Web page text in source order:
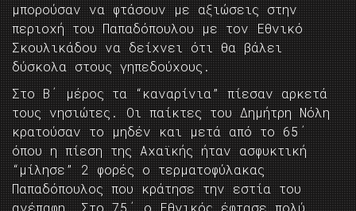
μπορούσαν να φτάσουν με αξιώσεις στην
περιοχή του Παπαδόπουλου με τον Εθνικό
Σκουλικάδου να δείχνει ότι θα βάλει
δύσκολα στους γηπεδούχους.
Στο Β΄ μέρος τα “καναρίνια” πίεσαν αρκετά
τους νησιώτες. Οι παίκτες του Δημήτρη Νόλη
κρατούσαν το μηδέν και μετά από το 65΄
όπου η πίεση της Αχαϊκής ήταν ασφυκτική
“μίλησε” 2 φορές ο τερματοφύλακας
Παπαδόπουλος που κράτησε την εστία του
ανέπαφη. Στο 75΄ ο Εθνικός έφτασε πολύ